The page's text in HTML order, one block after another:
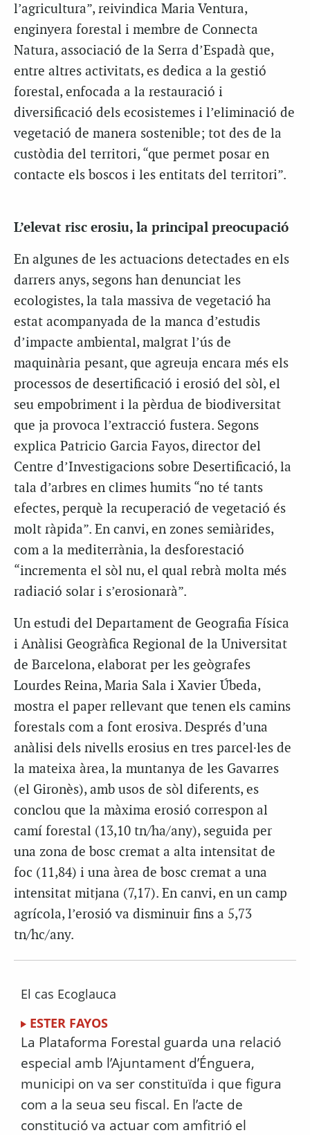
l’agricultura”, reivindica Maria Ventura,
enginyera forestal i membre de Connecta
Natura, associació de la Serra d’Espadà que,
entre altres activitats, es dedica a la gestió
forestal, enfocada a la restauració i
diversificació dels ecosistemes i l’eliminació de
vegetació de manera sostenible; tot des de la
custòdia del territori, “que permet posar en
contacte els boscos i les entitats del territori”.
L’elevat risc erosiu, la principal preocupació
En algunes de les actuacions detectades en els
darrers anys, segons han denunciat les
ecologistes, la tala massiva de vegetació ha
estat acompanyada de la manca d’estudis
d’impacte ambiental, malgrat l’ús de
maquinària pesant, que agreuja encara més els
processos de desertificació i erosió del sòl, el
seu empobriment i la pèrdua de biodiversitat
que ja provoca l’extracció fustera. Segons
explica Patricio Garcia Fayos, director del
Centre d’Investigacions sobre Desertificació, la
tala d’arbres en climes humits “no té tants
efectes, perquè la recuperació de vegetació és
molt ràpida”. En canvi, en zones semiàrides,
com a la mediterrània, la desforestació
“incrementa el sòl nu, el qual rebrà molta més
radiació solar i s’erosionarà”.
Un estudi del Departament de Geografia Física
i Anàlisi Geogràfica Regional de la Universitat
de Barcelona, elaborat per les geògrafes
Lourdes Reina, Maria Sala i Xavier Úbeda,
mostra el paper rellevant que tenen els camins
forestals com a font erosiva. Després d’una
anàlisi dels nivells erosius en tres parcel·les de
la mateixa àrea, la muntanya de les Gavarres
(el Gironès), amb usos de sòl diferents, es
conclou que la màxima erosió correspon al
camí forestal (13,10 tn/ha/any), seguida per
una zona de bosc cremat a alta intensitat de
foc (11,84) i una àrea de bosc cremat a una
intensitat mitjana (7,17). En canvi, en un camp
agrícola, l’erosió va disminuir fins a 5,73
tn/hc/any.
El cas Ecoglauca
ESTER FAYOS
La Plataforma Forestal guarda una relació
especial amb l’Ajuntament d’Énguera,
municipi on va ser constituïda i que figura
com a la seua seu fiscal. En l’acte de
constitució va actuar com amfitrió el